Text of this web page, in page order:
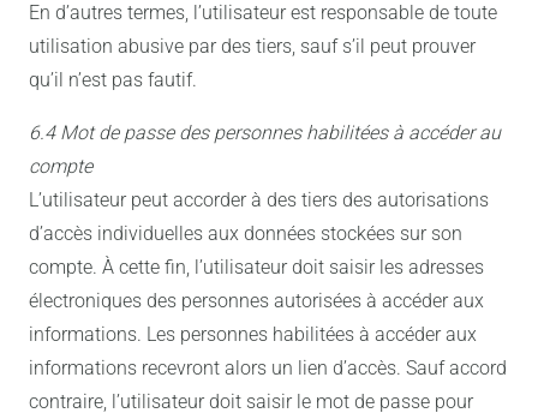
En d’autres termes, l’utilisateur est responsable de toute
utilisation abusive par des tiers, sauf s’il peut prouver
qu’il n’est pas fautif.
6.4 Mot de passe des personnes habilitées à accéder au
compte
L’utilisateur peut accorder à des tiers des autorisations
d’accès individuelles aux données stockées sur son
compte. À cette fin, l’utilisateur doit saisir les adresses
électroniques des personnes autorisées à accéder aux
informations. Les personnes habilitées à accéder aux
informations recevront alors un lien d’accès. Sauf accord
contraire, l’utilisateur doit saisir le mot de passe pour